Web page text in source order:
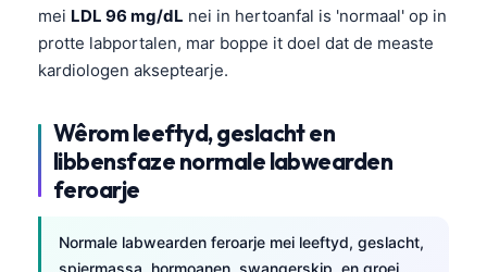
mei LDL 96 mg/dL nei in hertoanfal is 'normaal' op in
protte labportalen, mar boppe it doel dat de measte
kardiologen akseptearje.
Wêrom leeftyd, geslacht en
libbensfaze normale labwearden
feroarje
Normale labwearden feroarje mei leeftyd, geslacht,
spiermassa, hormoanen, swangerskip, en groei.